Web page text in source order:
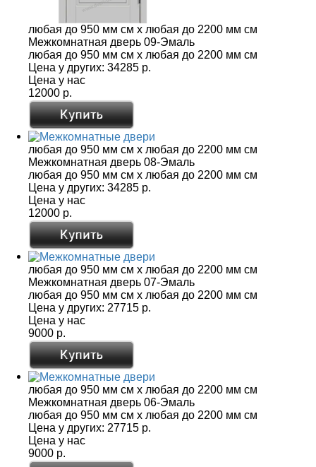
любая до 950 мм см x любая до 2200 мм см
Межкомнатная дверь 09-Эмаль
любая до 950 мм см x любая до 2200 мм см
Цена у других: 34285 р.
Цена у нас
12000 р.
любая до 950 мм см x любая до 2200 мм см
Межкомнатная дверь 08-Эмаль
любая до 950 мм см x любая до 2200 мм см
Цена у других: 34285 р.
Цена у нас
12000 р.
любая до 950 мм см x любая до 2200 мм см
Межкомнатная дверь 07-Эмаль
любая до 950 мм см x любая до 2200 мм см
Цена у других: 27715 р.
Цена у нас
9000 р.
любая до 950 мм см x любая до 2200 мм см
Межкомнатная дверь 06-Эмаль
любая до 950 мм см x любая до 2200 мм см
Цена у других: 27715 р.
Цена у нас
9000 р.